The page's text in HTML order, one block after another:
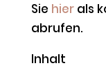
Sie hierals
abrufen.
Inhalt